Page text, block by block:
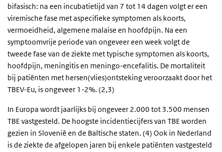
bifasisch: na een incubatietijd van 7 tot 14 dagen volgt er een
viremische fase met aspecifieke symptomen als koorts,
vermoeidheid, algemene malaise en hoofdpijn. Na een
symptoomvrije periode van ongeveer een week volgt de
tweede fase van de ziekte met typische symptomen als koorts,
hoofdpijn, meningitis en meningo-encefalitis. De mortaliteit
bij patiënten met hersen(vlies)ontsteking veroorzaakt door het
TBEV-Eu, is ongeveer 1-2%. (2,3)
In Europa wordt jaarlijks bij ongeveer 2.000 tot 3.500 mensen
TBE vastgesteld. De hoogste incidentiecijfers van TBE worden
gezien in Slovenië en de Baltische staten. (4) Ook in Nederland
is de ziekte de afgelopen jaren bij enkele patiënten vastgesteld